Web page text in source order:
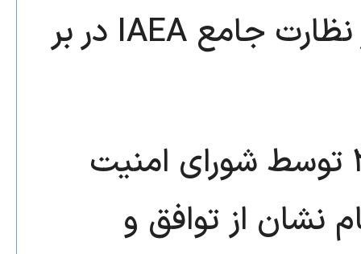
هسته‌ای جمهوری اسلامی را زیر نظارت جامع IAEA در بر
تصویب یکدست قطعنامه ۲۲۳۱ توسط شورای امنیت
نشان از توافق و